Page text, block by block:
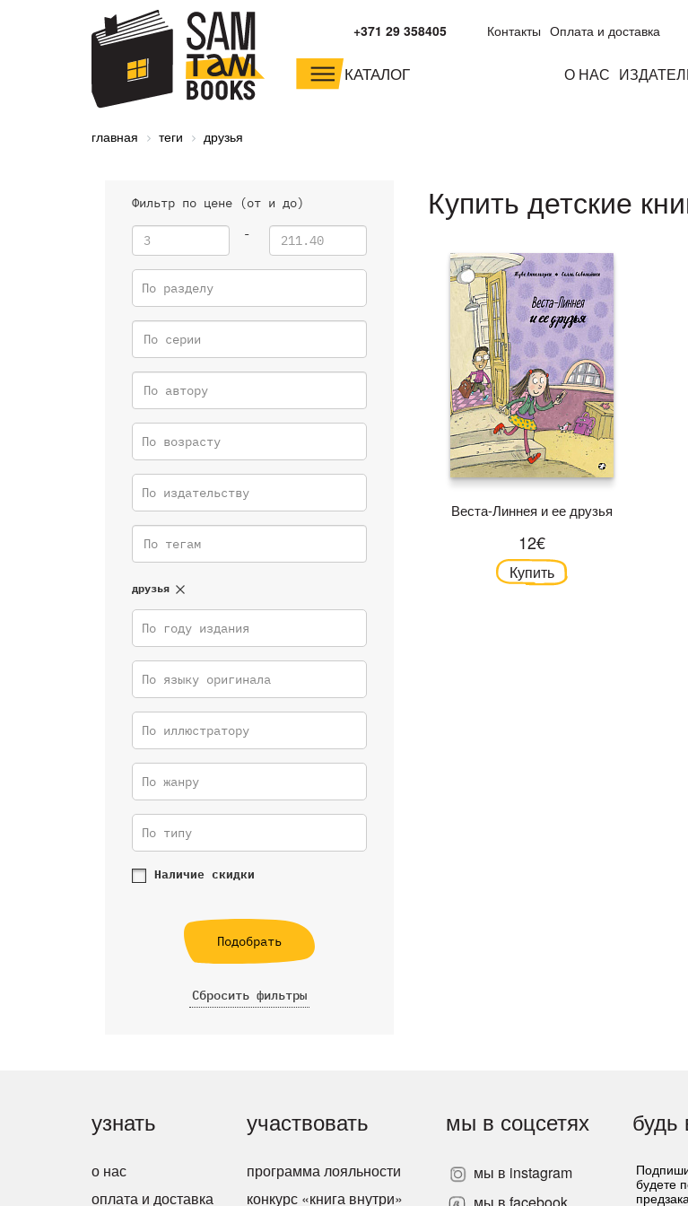
Контакты Оплата и доставка
+371 29 358405
КАТАЛОГ О НАС
малышам и
дошкольникам
главная теги друзья
Фильтр по цене (от и до)
-
По разделу
По возрасту
По издательству
друзья
По году издания
По языку оригинала
По иллюстратору
По жанру
По типу
Наличие скидки
Подобрать
Сбросить фильтры
Купить детские
Веста-Линнея и ее друзья
12€
Купить
узнать
о нас
оплата и доставка
участвовать
программа лояльности
конкурс «книга внутри»
мы в соцсетях
мы в instagram
мы в facebook
будь
будете